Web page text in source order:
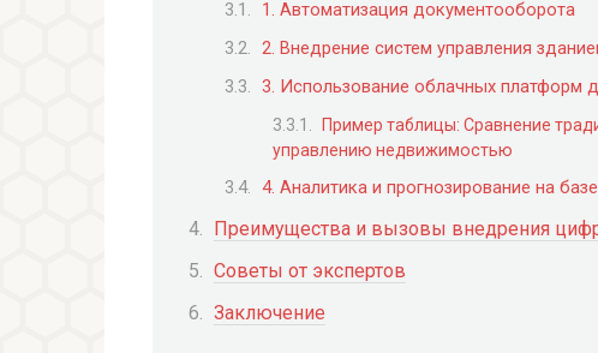
1. Автоматизация документооборота
2. Внедрение систем управления
3. Использование облачных платформ
Пример таблицы: Сравнение
управлению недвижимостью
4. Аналитика и прогнозирование на
Преимущества и вызовы внедрения
Советы от экспертов
Заключение